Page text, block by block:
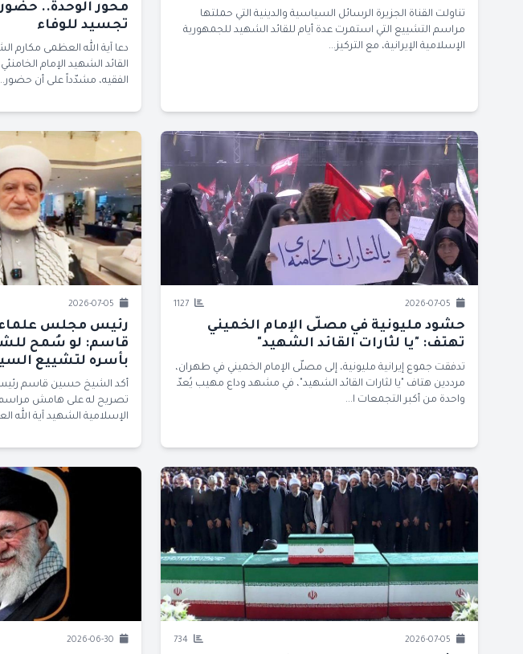
تناولت القناة الجزيرة الرسائل السياسية والدينية التي حملتها
مراسم التشييع التي استمرت عدة أيام للقائد الشهيد للجمهورية
الإسلامية الإيرانية، مع التركيز...
محور الوحدة..
تجسيد للوفاء
دعا آية الله العظمى مكارم
القائد الشهيد الإمام
الفقيه، مشدّداً على أن
حشود مليونية في مصلّى الإمام الخميني
تهتف: "يا لثارات القائد الشهيد"
تدفقت جموع إيرانية مليونية، إلى مصلّى الإمام الخميني في طهران،
مرددين هتاف "يا لثارات القائد الشهيد"، في مشهد وداع مهيب يُعدّ
واحدة من أكبر التجمعات ا...
رئيس مجلس
قاسم: لو سُمح
بأسره لتشييع
أكد الشيخ حسين قاسم
تصريح له على هامش مراسم
الإسلامية الشهيد آية الله